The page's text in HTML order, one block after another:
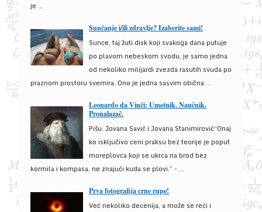
je ...
Sunčanje i/ili zdravlje? Izaberite sami!
Sunce, taj žuti disk koji svakoga dana putuje
po plavom nebeskom svodu, je samo jedna
od nekoliko milijardi zvezda rasutih svuda po
praznom prostoru svemira. Ono je jedna sasvim obična ...
Leonardo da Vinči: Umetnik. Naučnik.
Pronalazač.
Pišu: Jovana Savić i Jovana Stanimirović“Onaj
ko isključivo ceni praksu bez teorije je poput
moreplovca koji se ukrca na brod bez
kormila i kompasa, ne znajući kuda se plovi.” - ...
Prva fotografija crne rupe!
Već nekoliko decenija, a može se reći i